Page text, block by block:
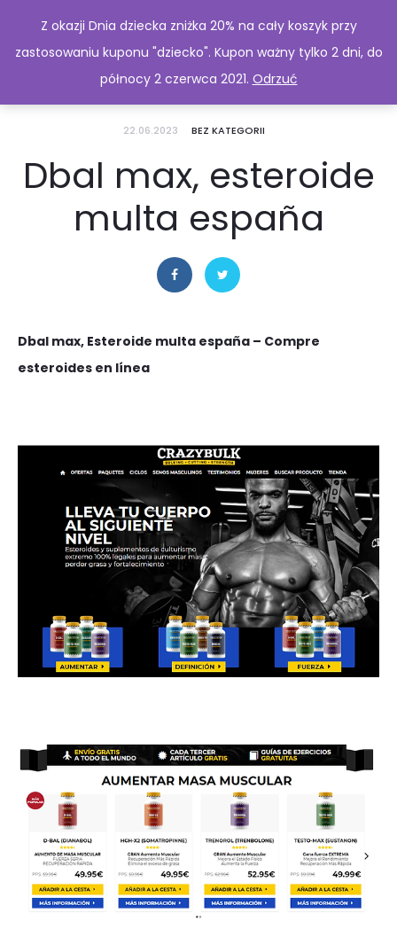
22.06.2023 BEZ KATEGORII
Dbal max, esteroide
multa españa
Dbal max, Esteroide multa españa – Compre
esteroides en línea
Z okazji Dnia dziecka zniżka 20% na cały koszyk przy
zastosowaniu kuponu "dziecko". Kupon ważny tylko 2 dni, do
północy 2 czerwca 2021. Odrzuć